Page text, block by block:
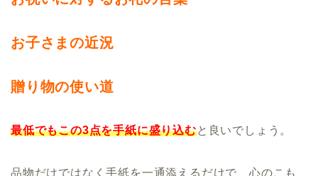
お子さまの近況
贈り物の使い道
最低でもこの3点を手紙に盛り込むと良いでしょう。
品物だけではなく手紙を一通添えるだけで、心のこも